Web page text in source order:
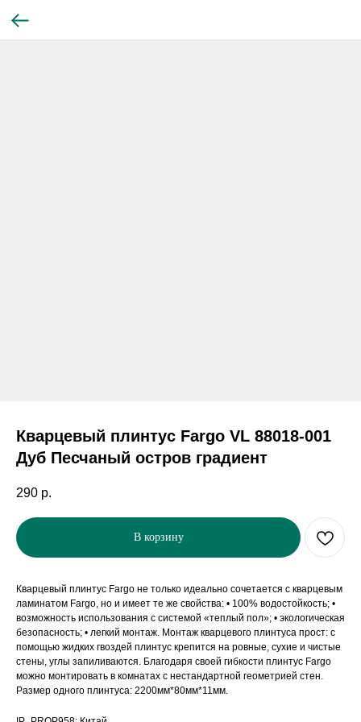
Кварцевый плинтус Fargo VL 88018-001
Дуб Песчаный остров градиент
290 р.
В корзину
Кварцевый плинтус Fargo не только идеально сочетается с кварцевым
ламинатом Fargo, но и имеет те же свойства: • 100% водостойкость; •
возможность использования с системой «теплый пол»; • экологическая
безопасность; • легкий монтаж. Монтаж кварцевого плинтуса прост: с
помощью жидких гвоздей плинтус крепится на ровные, сухие и чистые
стены, углы запиливаются. Благодаря своей гибкости плинтус Fargo
можно монтировать в комнатах с нестандартной геометрией стен.
Размер одного плинтуса: 2200мм*80мм*11мм.